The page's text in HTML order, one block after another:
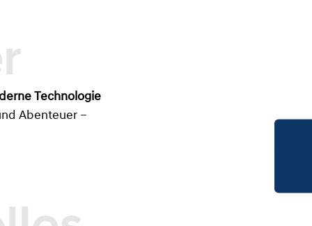
Technologie
Abenteuer –